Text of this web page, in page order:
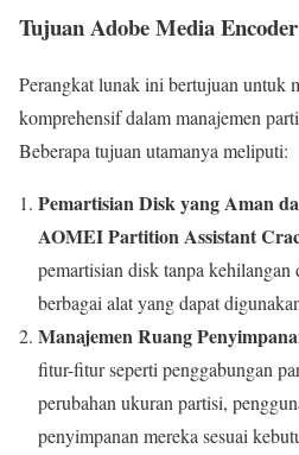
Tujuan Adobe Media Encoder
Perangkat lunak ini bertujuan untuk
komprehensif dalam manajemen
Beberapa tujuan utamanya meliputi:
Pemartisian Disk yang Aman
AOMEI Partition Assistant
pemartisian disk tanpa kehilangan
berbagai alat yang dapat
Manajemen Ruang
fitur-fitur seperti penggabungan
perubahan ukuran partisi,
penyimpanan mereka sesuai